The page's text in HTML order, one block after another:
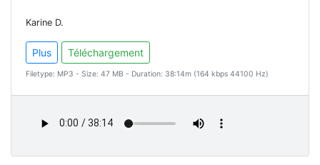
Karine D.
Plus Téléchargement
Filetype: MP3 - Size: 47 MB - Duration: 38:14m (164 kbps 44100 Hz)